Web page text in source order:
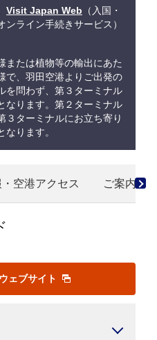
Visit Japan Web （入国・
ライン手続きサービス）
または植物等の輸出にあた
で、羽田空港よりご出発の
を問わず、第３ターミナル
なります。第２ターミナル
３ターミナルにお立ち寄り
ります。
空港アクセス ご案内
ェブサイト